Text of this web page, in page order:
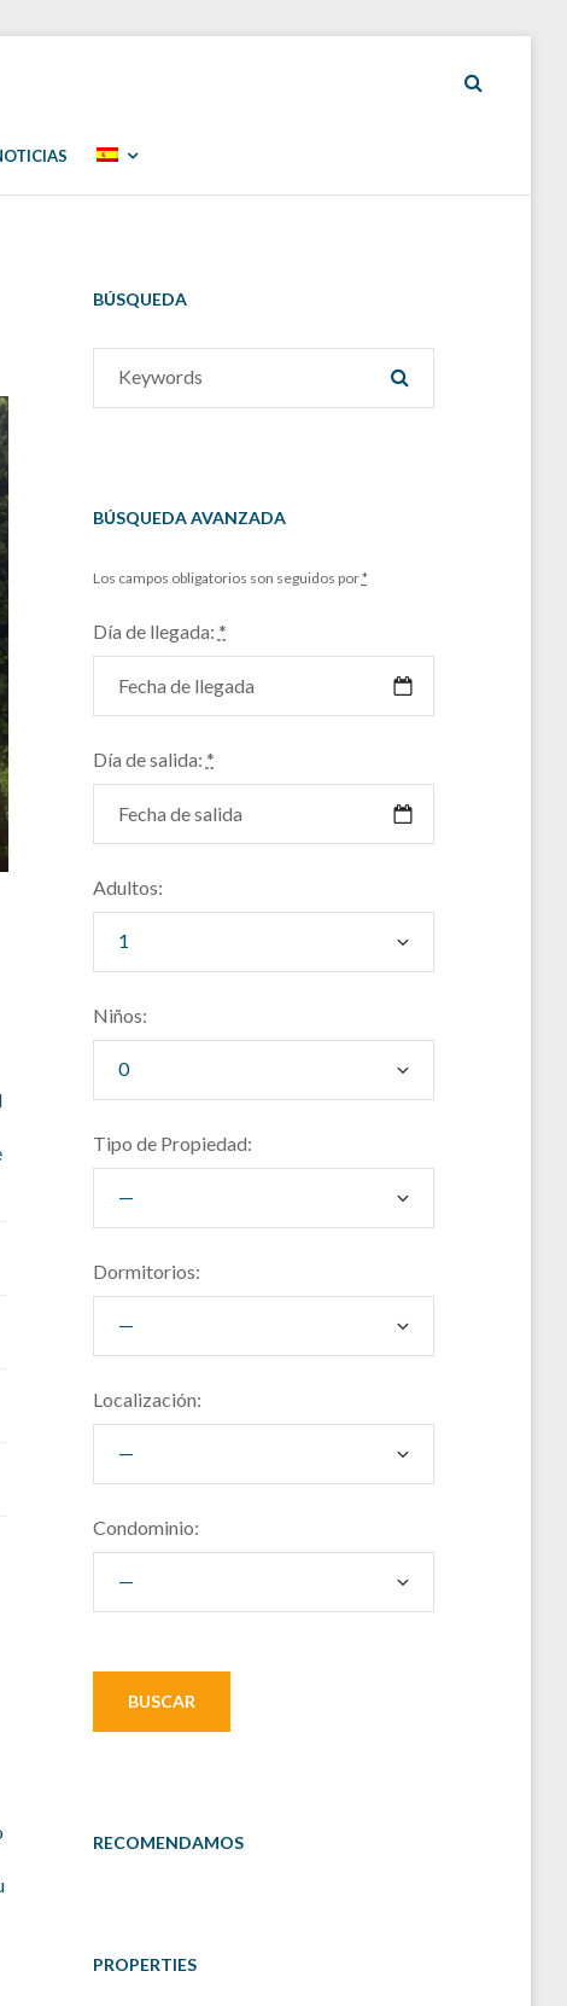
BÚSQUEDA
for:
BÚSQUEDA AVANZADA
Los campos obligatorios son seguidos por*
Día de llegada: *
Día de salida: *
Adultos:
Niños:
Tipo de Propiedad:
Dormitorios:
Localización:
Condominio:
RECOMENDAMOS
PROPERTIES